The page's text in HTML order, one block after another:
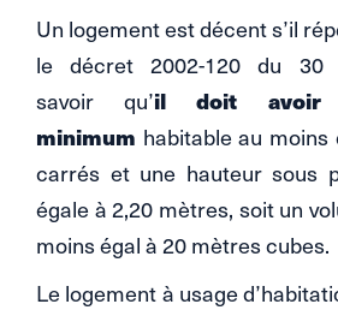
Un logement est décent s’il
le décret 2002-120 du 30
savoir qu’il doit avoir
minimum habitable au
carrés et une hauteur sous
égale à 2,20 mètres, soit un
moins égal à 20 mètres cubes.
Le logement à usage